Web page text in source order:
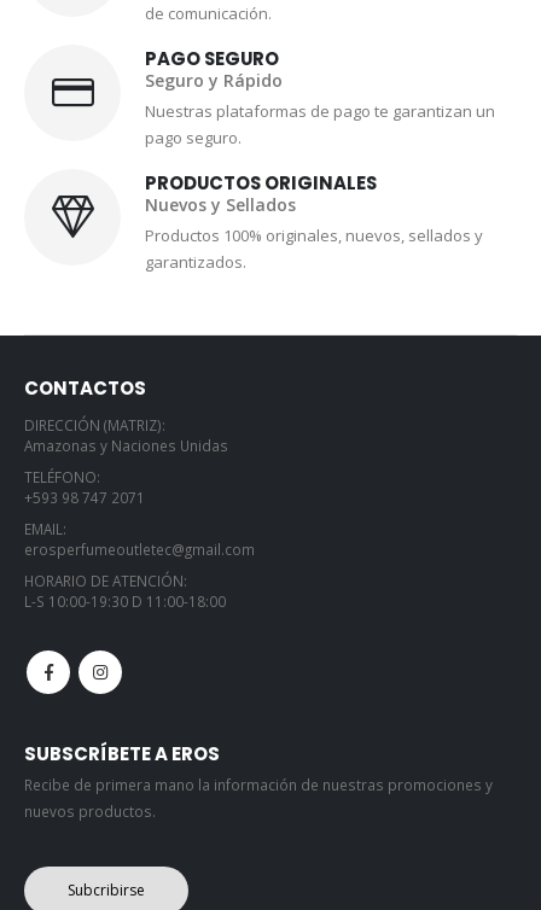
de comunicación.
PAGO SEGURO
Seguro y Rápido
Nuestras plataformas de pago te garantizan un
pago seguro.
PRODUCTOS ORIGINALES
Nuevos y Sellados
Productos 100% originales, nuevos, sellados y
garantizados.
CONTACTOS
DIRECCIÓN (MATRIZ):
Amazonas y Naciones Unidas
TELÉFONO:
+593 98 747 2071
EMAIL:
erosperfumeoutletec@gmail.com
HORARIO DE ATENCIÓN:
L-S 10:00-19:30 D 11:00-18:00
SUBSCRÍBETE A EROS
Recibe de primera mano la información de nuestras promociones y
nuevos productos.
Subcribirse